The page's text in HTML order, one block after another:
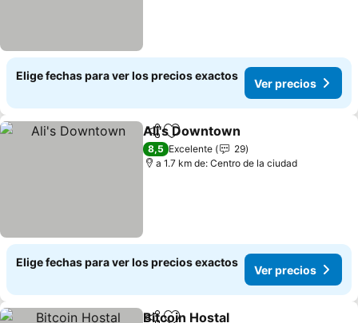
Elige fechas para ver los precios exactos
Ver precios
CompartirAgregar a favoritos
Ali's Downtown
8,5 Excelente
29
a 1.7 km de: Centro de la ciudad
Elige fechas para ver los precios exactos
Ver precios
Bitcoin Hostal